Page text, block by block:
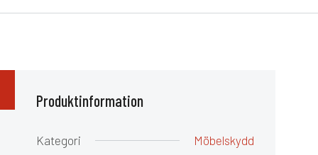
Produktinformation
Kategori
Möbelskydd